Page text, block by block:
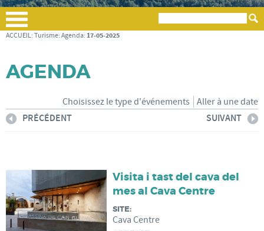
ACCUEIL: Turisme: Agenda: 17-05-2025
AGENDA
Choisissez le type d'événements Aller à une date
PRÉCÉDENT SUIVANT
Visita i tast del cava del
mes al Cava Centre
SITE:
Cava Centre